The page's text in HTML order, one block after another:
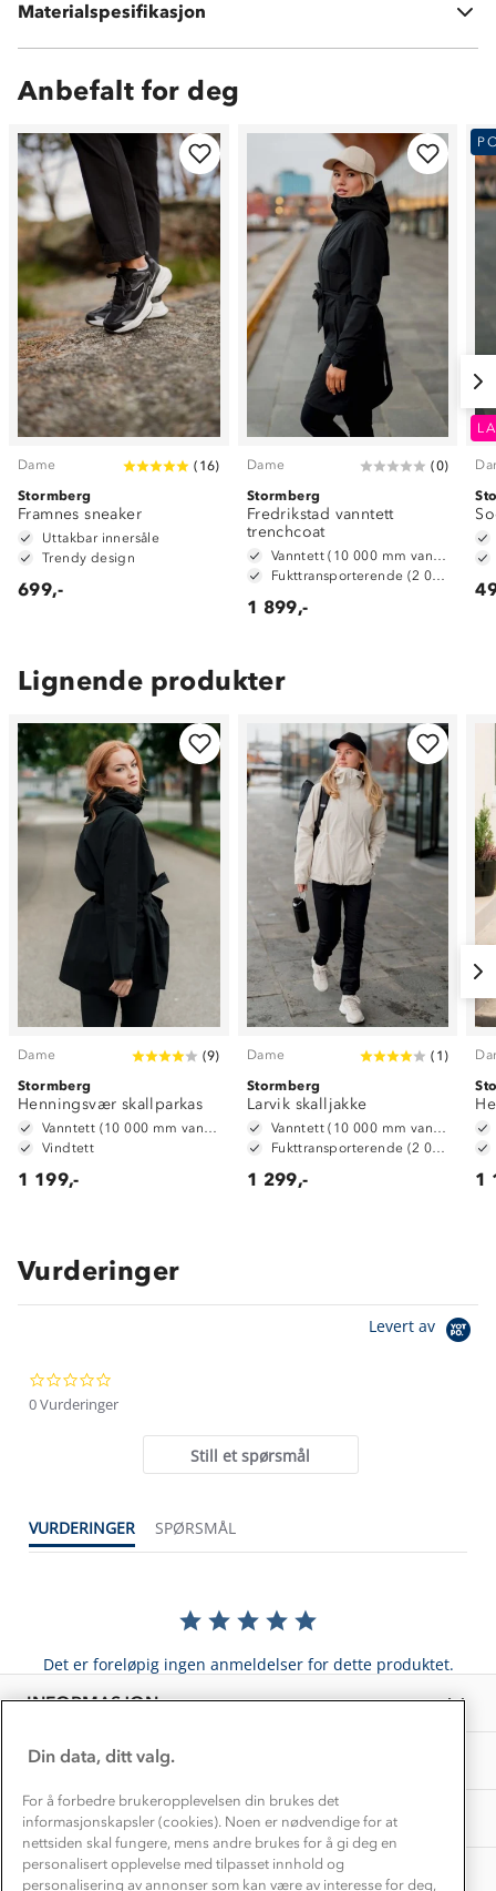
Materialspesifikasjon
100 % polyester
Anbefalt for deg
Dame ( 16)
Stormberg
Framnes sneaker
Uttakbar innersåle
Trendy design
699,-
Dame (0)
Stormberg
Fredrikstad vanntett
trenchcoat
1 899,-
Lignende produkter
Dame (9)
Stormberg
Henningsvær skallparkas
Vindtett
1 199,-
Dame ( 1 )
Stormberg
Larvik skalljakke
1 299,- 1
Vurderinger
Levert av
star
0 Vurderinger
Still et spørsmål
VURDERINGER SPØRSMÅL
Det er foreløpig ingen anmeldelser for dette produktet.
INFORMASJON
Kundeservice
Kundeklubb
Bedrift, barnehage og SFO
Presse
OM OSS
Klima og miljø
1% til samfunnet
Samarbeide med oss?
TIPS OG RÅD
Trelagsprinsippet barn
Alt du trenger til Norgesferien
Gravidklær
Vask og vedlikehold
EL-retur
Store størrelser
Turmat oppskrifter
Beredskap
AKTIVITETER
Få turinspirasjon og tips her⛰
Overnatte utendørs⛺
Leirskole 🥾
Barnehageansatt
Tips til hyttetur
Din data, ditt valg.
For å forbedre brukeropplevelsen din brukes det
informasjonskapsler (cookies). Noen er nødvendige for at
nettsiden skal fungere, mens andre brukes for å gi deg en
personalisert opplevelse med tilpasset innhold og
personalisering av annonser som kan være av interesse for deg,